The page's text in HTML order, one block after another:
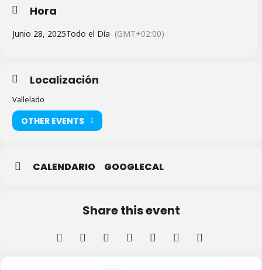
Hora
Junio 28, 2025Todo el Día (GMT+02:00)
Localización
Vallelado
OTHER EVENTS
CALENDARIO GOOGLECAL
Share this event